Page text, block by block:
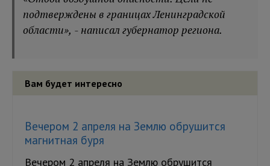
подтверждены в границах Ленинградской
области», - написал губернатор региона.
Вам будет интересно
Вечером 2 апреля на Землю обрушится
магнитная буря
Вечером 2 апреля на Землю обрушится